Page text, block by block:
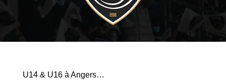
U14 & U16 à Angers…